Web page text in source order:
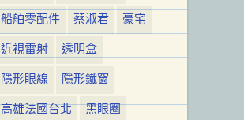
船舶零配件 蔡淑君
豪宅
近視雷射
透明盒
隱形眼線
隱形鐵窗
高雄法國台北 黑眼圈